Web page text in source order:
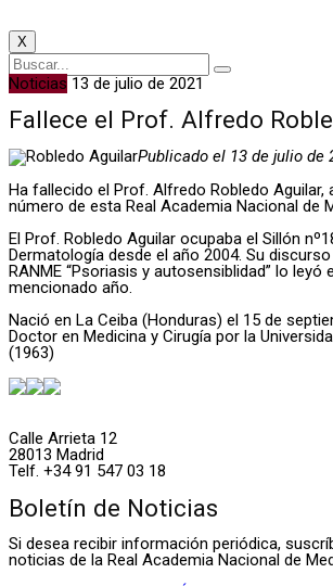
X
Noticias 13 de julio de 2021
Fallece el Prof. Alfredo
Publicado el 13 de julio de
Ha fallecido el Prof. Alfredo Robledo Aguilar,
número de esta Real Academia Nacional de
El Prof. Robledo Aguilar ocupaba el Sillón
Dermatología desde el año 2004. Su
RANME “Psoriasis y autosensiblidad” lo leyó
mencionado año.
Nació en La Ceiba (Honduras) el 15 de
Doctor en Medicina y Cirugía por la
(1963)
Calle Arrieta 12
28013 Madrid
Telf. +34 91 547 03 18
Boletín de Noticias
Si desea recibir información periódica,
noticias de la Real Academia Nacional de